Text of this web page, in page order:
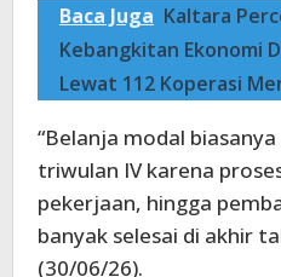
Baca Juga Kaltara
Kebangkitan Ekonomi
Lewat 112 Koperasi
“Belanja modal
triwulan IV karena
pekerjaan, hingga
banyak selesai di akhir
(30/06/26).